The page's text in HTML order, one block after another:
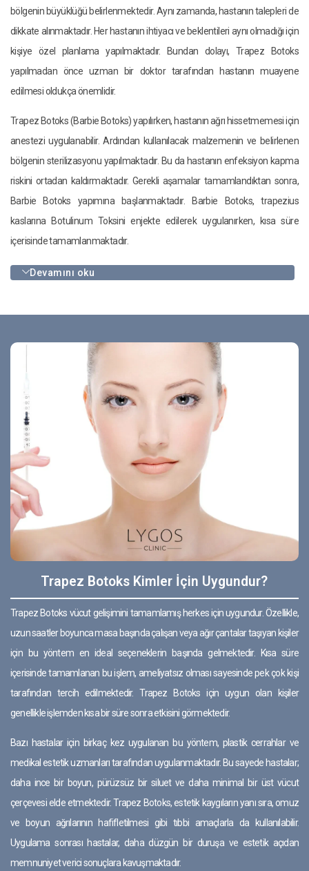
bölgenin büyüklüğü belirlenmektedir. Aynı zamanda, hastanın talepleri de
dikkate alınmaktadır. Her hastanın ihtiyacı ve beklentileri aynı olmadığı için
kişiye özel planlama yapılmaktadır. Bundan dolayı, Trapez Botoks
yapılmadan önce uzman bir doktor tarafından hastanın muayene
edilmesi oldukça önemlidir.
Trapez Botoks (Barbie Botoks) yapılırken, hastanın ağrı hissetmemesi için
anestezi uygulanabilir. Ardından kullanılacak malzemenin ve belirlenen
bölgenin sterilizasyonu yapılmaktadır. Bu da hastanın enfeksiyon kapma
riskini ortadan kaldırmaktadır. Gerekli aşamalar tamamlandıktan sonra,
Barbie Botoks yapımına başlanmaktadır. Barbie Botoks, trapezius
kaslarına Botulinum Toksini enjekte edilerek uygulanırken, kısa süre
içerisinde tamamlanmaktadır.
Devamını oku
Trapez Botoks Kimler İçin Uygundur?
Trapez Botoks vücut gelişimini tamamlamış herkes için uygundur. Özellikle,
uzun saatler boyunca masa başında çalışan veya ağır çantalar taşıyan kişiler
için bu yöntem en ideal seçeneklerin başında gelmektedir. Kısa süre
içerisinde tamamlanan bu işlem, ameliyatsız olması sayesinde pek çok kişi
tarafından tercih edilmektedir. Trapez Botoks için uygun olan kişiler
genellikle işlemden kısa bir süre sonra etkisini görmektedir.
Bazı hastalar için birkaç kez uygulanan bu yöntem, plastik cerrahlar ve
medikal estetik uzmanları tarafından uygulanmaktadır. Bu sayede hastalar;
daha ince bir boyun, pürüzsüz bir siluet ve daha minimal bir üst vücut
çerçevesi elde etmektedir. Trapez Botoks, estetik kaygıların yanı sıra, omuz
ve boyun ağrılarının hafifletilmesi gibi tıbbi amaçlarla da kullanılabilir.
Uygulama sonrası hastalar, daha düzgün bir duruşa ve estetik açıdan
memnuniyet verici sonuçlara kavuşmaktadır.